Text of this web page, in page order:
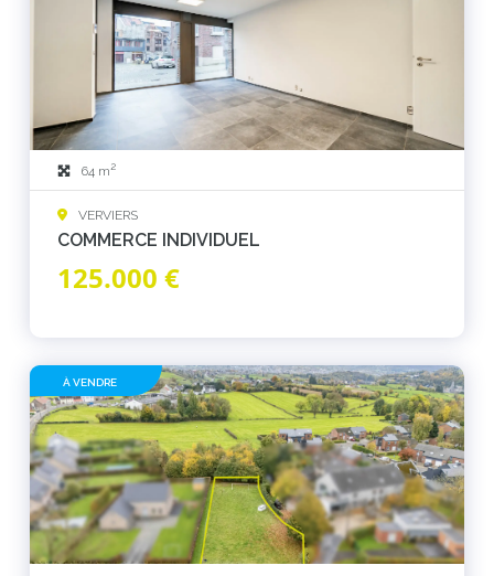
64 m2
VERVIERS
COMMERCE INDIVIDUEL
125.000 €
À VENDRE